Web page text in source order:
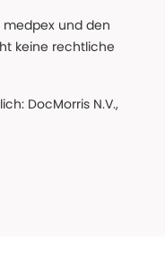
und den
keine rechtliche
DocMorris N.V.,